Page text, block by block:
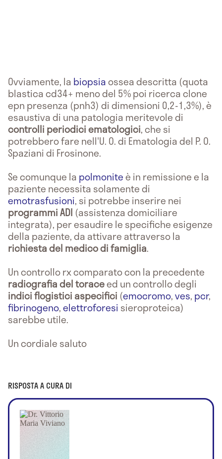
Ovviamente, la biopsiaossea descritta (quota
blastica cd34+ meno del 5% poi ricerca clone
epn presenza (pnh3) di dimensioni 0,2-1,3%), è
esaustiva di una patologia meritevole di
controlli periodici ematologici, che si
potrebbero fare nell'U. O. di Ematologia del P. O.
Spaziani di Frosinone.
Se comunque la polmoniteè in remissione e la
paziente necessita solamente di
emotrasfusioni, si potrebbe inserire nei
programmi ADI (assistenza domiciliare
integrata), per esaudire le specifiche esigenze
della paziente, da attivare attraverso la
richiesta del medico di famiglia.
Un controllo rx comparato con la precedente
radiografia del toraceed un controllo degli
indici flogistici aspecifici (emocromo,ves, pcr,
fibrinogeno,elettroforesi sieroproteica)
sarebbe utile.
Un cordiale saluto
RISPOSTA A CURA DI